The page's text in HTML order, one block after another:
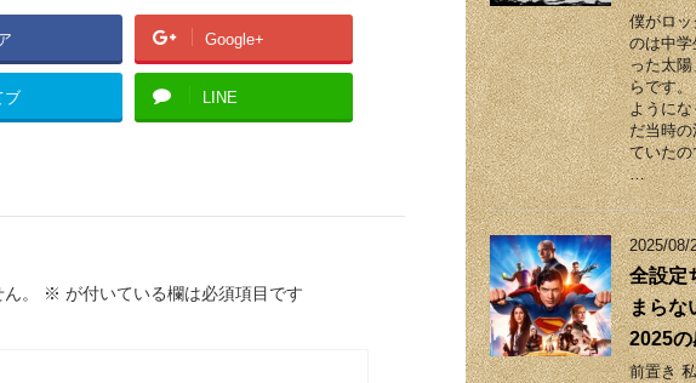
Google+
ブ LINE
。 ※ が付いている欄は必須項目です
僕がロ
のは中
った太
らです
ように
だ当時
ていた
…
2025/08/
全設定
まらな
2025
前置き